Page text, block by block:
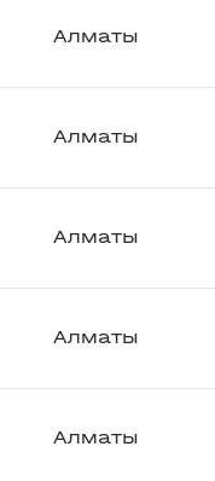
Алматы
Алматы
Алматы
Алматы
Алматы